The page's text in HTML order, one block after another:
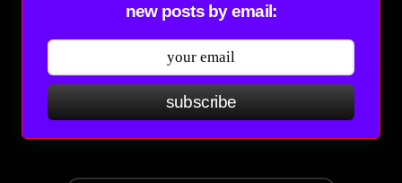
new posts by email:
subscribe